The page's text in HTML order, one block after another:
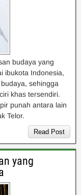
budaya yang
ibukota Indonesia,
sehingga
khas tersendiri.
punah antara lain
Telor.
Read Post
yang